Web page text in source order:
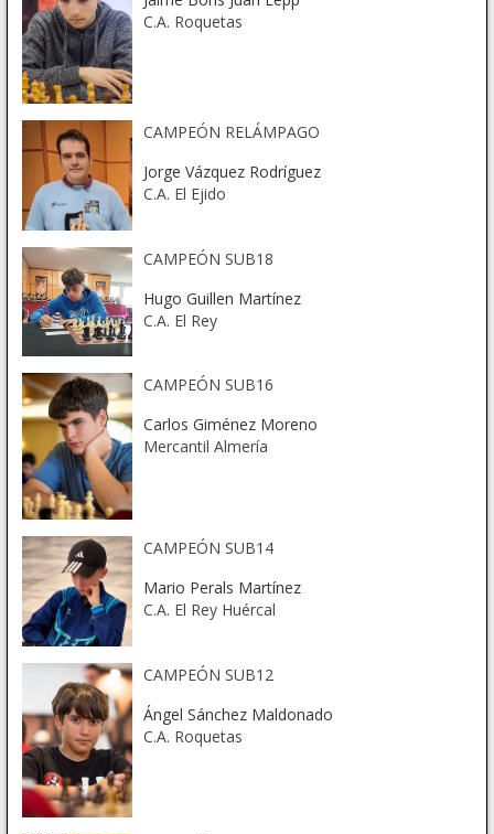
C.A. Roquetas
CAMPEÓN RELÁMPAGO
Jorge Vázquez Rodríguez
C.A. El Ejido
CAMPEÓN SUB18
Hugo Guillen Martínez
C.A. El Rey
CAMPEÓN SUB16
Carlos Giménez Moreno
Mercantil Almería
CAMPEÓN SUB14
Mario Perals Martínez
C.A. El Rey Huércal
CAMPEÓN SUB12
Ángel Sánchez Maldonado
C.A. Roquetas